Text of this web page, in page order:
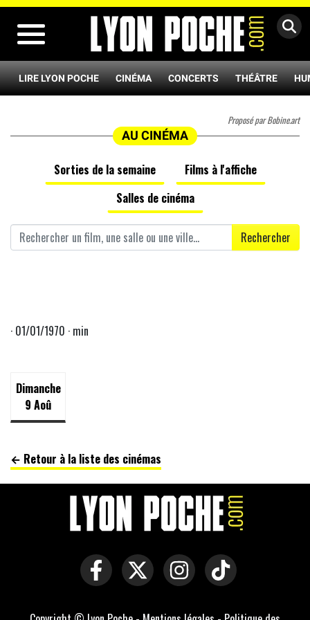
LIRE LYON POCHE CINÉMA CONCERTS THÉÂTRE
Proposé par Bobine.art
AU CINÉMA
Sorties de la semaine
Films à l'affiche
Salles de cinéma
Rechercher
· 01/01/1970 · min
Dimanche
9 Aoû
← Retour à la liste des cinémas